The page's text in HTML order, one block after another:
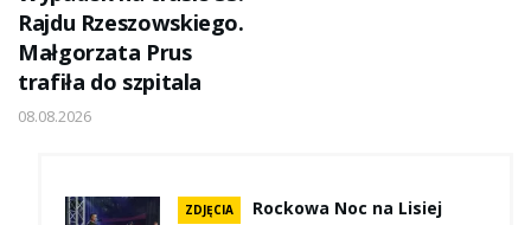
Rajdu Rzeszowskiego.
Małgorzata Prus
trafiła do szpitala
08.08.2026
ZDJĘCIA
Rockowa Noc na Lisiej